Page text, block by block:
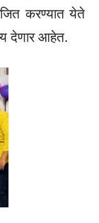
करण्यात येते
देणार आहेत.